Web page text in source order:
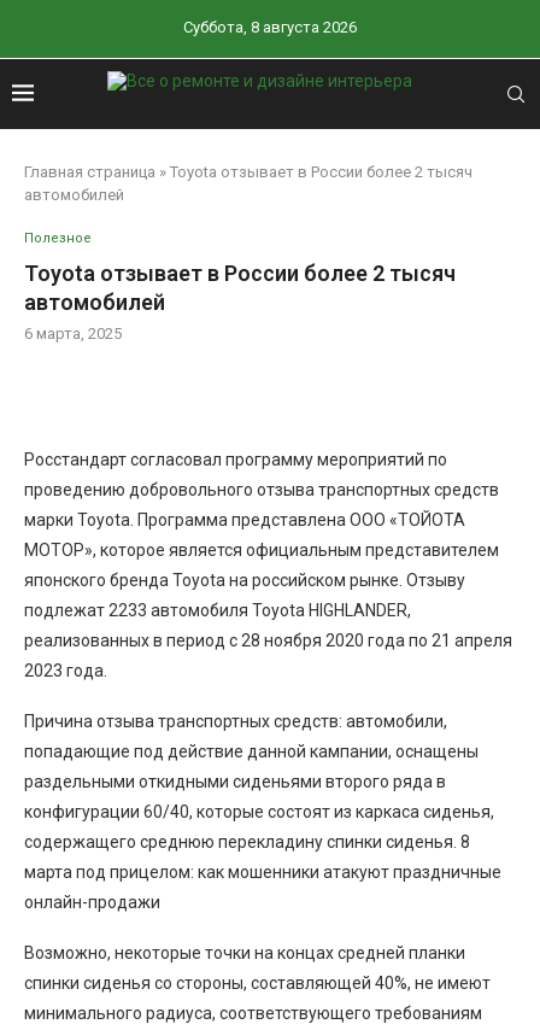
Суббота, 8 августа 2026
Главная страница » Toyota отзывает в России более 2 тысяч
автомобилей
Полезное
Toyota отзывает в России более 2 тысяч
автомобилей
6 марта, 2025
Росстандарт согласовал программу мероприятий по
проведению добровольного отзыва транспортных средств
марки Toyota. Программа представлена ООО «ТОЙОТА
МОТОР», которое является официальным представителем
японского бренда Toyota на российском рынке. Отзыву
подлежат 2233 автомобиля Toyota HIGHLANDER,
реализованных в период с 28 ноября 2020 года по 21 апреля
2023 года.
Причина отзыва транспортных средств: автомобили,
попадающие под действие данной кампании, оснащены
раздельными откидными сиденьями второго ряда в
конфигурации 60/40, которые состоят из каркаса сиденья,
содержащего среднюю перекладину спинки сиденья. 8
марта под прицелом: как мошенники атакуют праздничные
онлайн-продажи
Возможно, некоторые точки на концах средней планки
спинки сиденья со стороны, составляющей 40%, не имеют
минимального радиуса, соответствующего требованиям